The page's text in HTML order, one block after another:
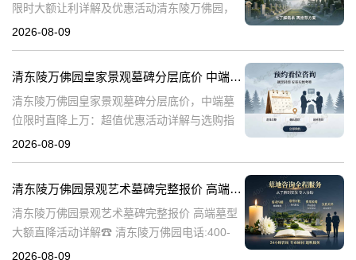
限时大额让利详解及优惠活动清东陵万佛园，
作为中国历史上著名的皇家陵园之一，承载着
2026-08-09
清东陵万佛园皇家景观墓碑分层底价 中端墓位限时直降上万：超值优惠活动详解与选购指南
清东陵万佛园皇家景观墓碑分层底价，中端墓
位限时直降上万：超值优惠活动详解与选购指
南☎ 清东陵万佛园电话:400-838-5063清东陵
2026-08-09
清东陵万佛园景观艺术墓碑完整报价 高端墓型大额直降活动详解
清东陵万佛园景观艺术墓碑完整报价 高端墓型
大额直降活动详解☎ 清东陵万佛园电话:400-
838-5063清东陵万佛园，作为中国著名的皇家
2026-08-09